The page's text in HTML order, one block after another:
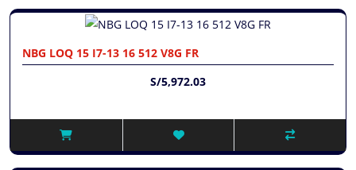
NBG LOQ 15 I7-13 16 512 V8G FR
S/5,972.03